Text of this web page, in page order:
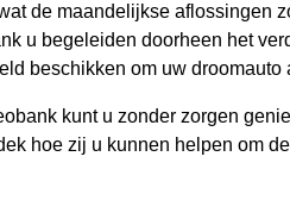
de maandelijkse aflossingen
u begeleiden doorheen het
beschikken om uw droomauto
kunt u zonder zorgen
hoe zij u kunnen helpen om